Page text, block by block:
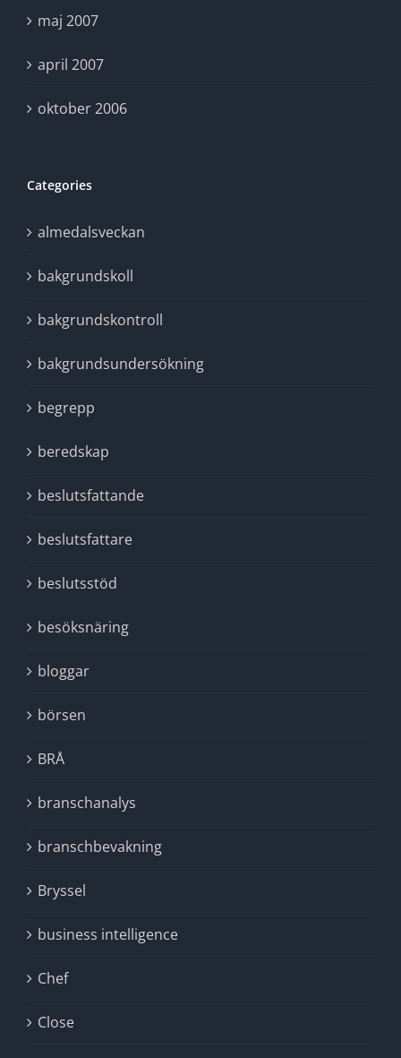
maj 2007
april 2007
oktober 2006
Categories
almedalsveckan
bakgrundskoll
bakgrundskontroll
bakgrundsundersökning
begrepp
beredskap
beslutsfattande
beslutsfattare
beslutsstöd
besöksnäring
bloggar
börsen
BRÅ
branschanalys
branschbevakning
Bryssel
business intelligence
Chef
Close